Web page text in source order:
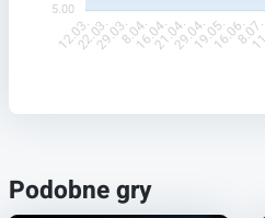
5.00
12.03.22.03.29.03.8.04.16.04.21.04.29.04.19.05.16.06.
Podobne gry